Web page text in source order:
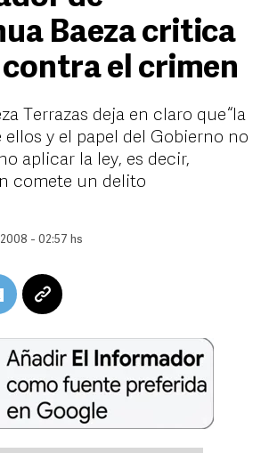
Baeza critica
el crimen
Terrazas deja en claro que “la
ellos y el papel del Gobierno no
aplicar la ley, es decir,
comete un delito
- 02:57 hs